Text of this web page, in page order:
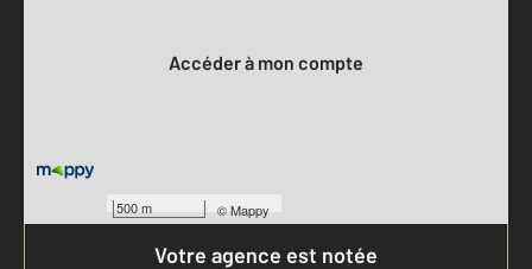
500 m ©Mappy
Accéder à mon compte
Votre agence est notée